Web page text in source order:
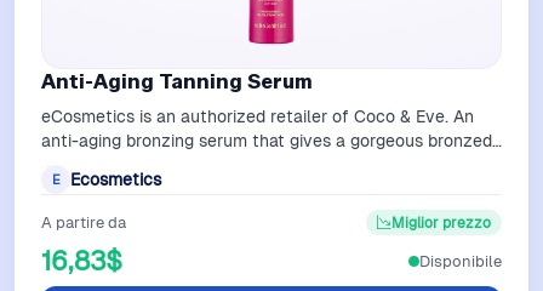
Anti-Aging Tanning Serum
eCosmetics is an authorized retailer of Coco & Eve. An
anti-aging bronzing serum that gives a gorgeous bronzed
E Ecosmetics
A partire da
16,83$
Miglior prezzo
Disponibile